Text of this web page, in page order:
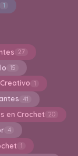
1
27
15
1
41
en Crochet 20
4
1